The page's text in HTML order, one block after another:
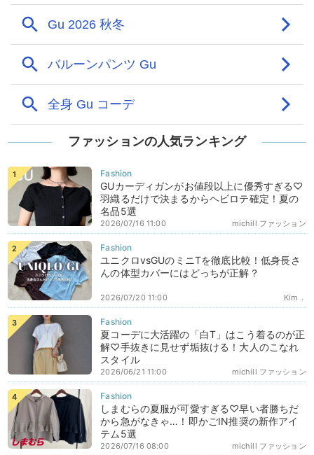
ファッションの人気ランキング
GUカーディガンがお値段以上に優秀すぎる♡
羽織るだけで決まるからヘビロテ確定！夏の
名品5選
michill ファッション
2026/07/16 11:00
ユニクロvsGUのミニTを徹底比較！低身長さ
んの体型カバーにはどっちが正解？
Kim．
2026/07/20 11:00
夏コーデに大活躍の「白T」はこう着るのが正
解♡手抜きに見せず垢抜ける！大人のこなれ
スタイル
michill ファッション
2026/06/21 11:00
しまむらの夏服が可愛すぎる♡早い者勝ちだ
から急がなきゃ…！即かごIN推奨の新作アイ
テム5選
michill ファッション
2026/07/16 08:00